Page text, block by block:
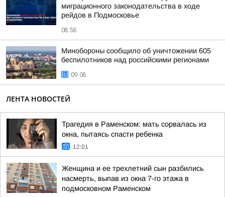
миграционного законодательства в ходе
рейдов в Подмосковье
08:58
Минобороны сообщило об уничтожении 605
беспилотников над российскими регионами
09:08
ЛЕНТА НОВОСТЕЙ
Трагедия в Раменском: мать сорвалась из
окна, пытаясь спасти ребенка
12:01
Женщина и ее трехлетний сын разбились
насмерть, выпав из окна 7-го этажа в
подмосковном Раменском